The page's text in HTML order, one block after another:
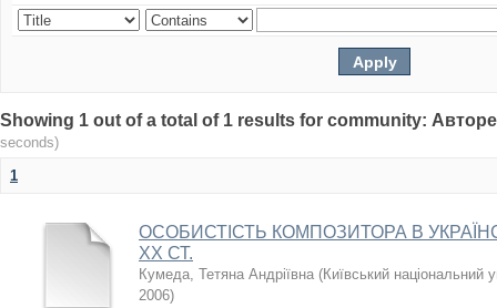
Showing 1 out of a total of 1 results for community:
seconds)
1
ОСОБИСТІСТЬ КОМПОЗИТОРА В
ХХ СТ.
Кумеда, Тетяна Андріївна (Київський національний
2006)